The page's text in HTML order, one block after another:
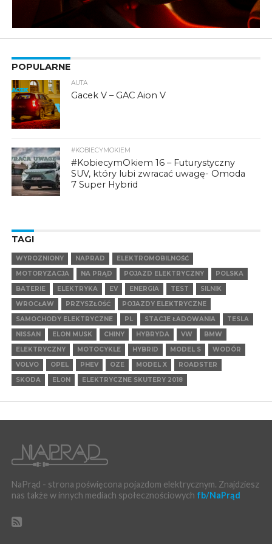
POPULARNE
AUTA
Gacek V – GAC Aion V
#KOBIECYMOKIEM
#KobiecymOkiem 16 – Futurystyczny
SUV, który lubi zwracać uwagę- Omoda
7 Super Hybrid
TAGI
WYROZNIONY NAPRAD
ELEKTROMOBILNOŚĆ
MOTORYZACJA
NA PRĄD POJAZD ELEKTRYCZNY
POLSKA
BATERIE
ELEKTRYKA EV ENERGIA TEST
SILNIK
WROCŁAW
PRZYSZŁOŚĆ
POJAZDY ELEKTRYCZNE
SAMOCHODY ELEKTRYCZNE
PL STACJE ŁADOWANIA
TESLA
NISSAN
ELON MUSK CHINY HYBRYDA VW
BMW
ELEKTRYCZNY
MOTOCYKLE HYBRID MODEL S
WODÓR
VOLVO
OPEL PHEV OZE MODEL X
ROADSTER
SKODA
ELON ELEKTRYCZNE SKUTERY 2018
NaPrąd - strona poświęcona pojazdom elektrycznym. Znajdziesz
nas także w innych mediach społecznościowych fb/NaPrąd